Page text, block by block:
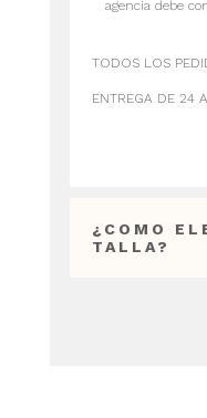
agencia debe
TODOS LOS
ENTREGA DE 24
¿COMO
TALLA?